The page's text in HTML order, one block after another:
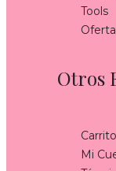
Tools
Otros
Carrito
Mi